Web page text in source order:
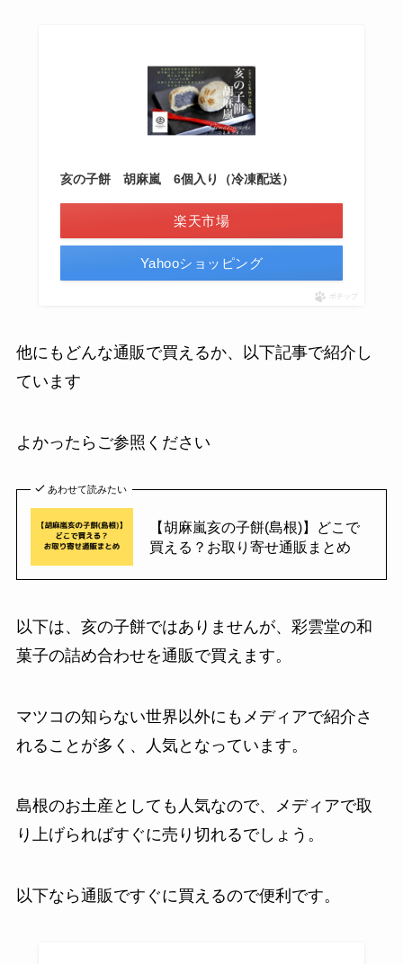
亥の子餅 胡麻嵐 6個入り（冷凍配送）
楽天市場
Yahooショッピング
ポチップ
他にもどんな通販で買えるか、以下記事で紹介し
ています
よかったらご参照ください
あわせて読みたい
【胡麻嵐亥の子餅(島根)】どこで
買える？お取り寄せ通販まとめ
以下は、亥の子餅ではありませんが、彩雲堂の和
菓子の詰め合わせを通販で買えます。
マツコの知らない世界以外にもメディアで紹介さ
れることが多く、人気となっています。
島根のお土産としても人気なので、メディアで取
り上げらればすぐに売り切れるでしょう。
以下なら通販ですぐに買えるので便利です。